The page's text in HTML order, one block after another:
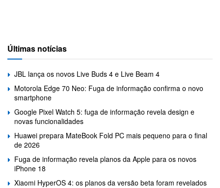
Últimas notícias
JBL lança os novos Live Buds 4 e Live Beam 4
Motorola Edge 70 Neo: Fuga de informação confirma o novo
smartphone
Google Pixel Watch 5: fuga de informação revela design e
novas funcionalidades
Huawei prepara MateBook Fold PC mais pequeno para o final
de 2026
Fuga de informação revela planos da Apple para os novos
iPhone 18
Xiaomi HyperOS 4: os planos da versão beta foram revelados